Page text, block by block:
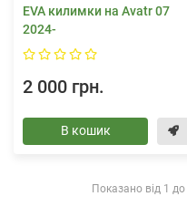
EVA килимки на Avatr 07
2024-
2 000 грн.
В кошик
Показано від 1